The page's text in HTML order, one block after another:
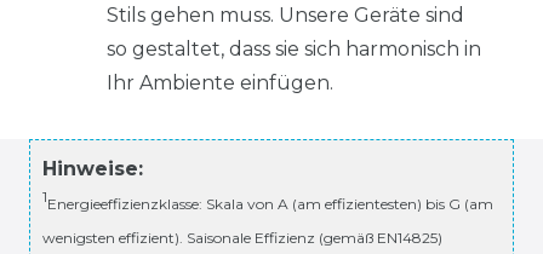
Stils gehen muss. Unsere Geräte sind
so gestaltet, dass sie sich harmonisch in
Ihr Ambiente einfügen.
Hinweise:
1Energieeffizienzklasse: Skala von A (am effizientesten) bis G (am
wenigsten effizient). Saisonale Effizienz (gemäß EN14825)